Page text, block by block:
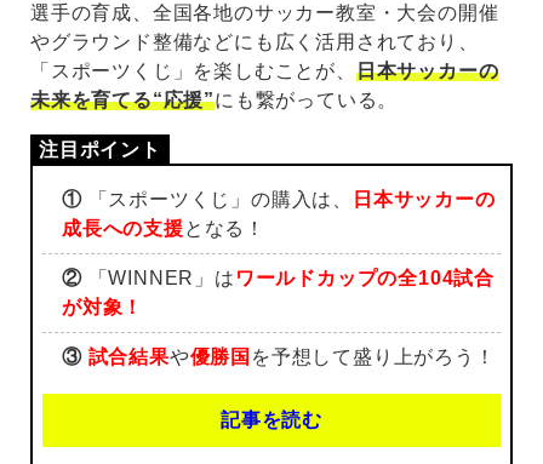
選手の育成、全国各地のサッカー教室・大会の開催
やグラウンド整備などにも広く活用されており、
「スポーツくじ」を楽しむことが、 日本サッカーの
未来を育てる“応援”にも繋がっている。
①「スポーツくじ」の購入は、
日本サッカーの
成長への支援となる！
②「WINNER」は ワールドカップの全104試合
が対象！
③ 試合結果や優勝国 を予想して盛り上がろう！
記事を読む